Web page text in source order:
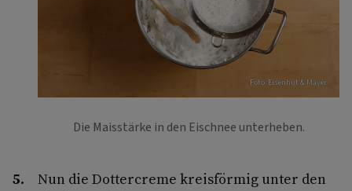
Foto: Eisenhut & Mayer
Die Maisstärke in den Eischnee unterheben.
Nun die Dottercreme kreisförmig unter den